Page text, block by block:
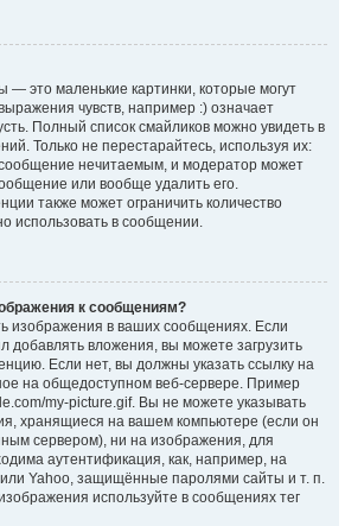
— это маленькие картинки, которые могут
чувств, например :) означает
Полный список смайликов можно увидеть в
Только не перестарайтесь, используя их:
сообщение нечитаемым, и модератор может
или вообще удалить его.
также может ограничить количество
использовать в сообщении.
к сообщениям?
изображения в ваших сообщениях. Если
добавлять вложения, вы можете загрузить
Если нет, вы должны указать ссылку на
на общедоступном веб-сервере. Пример
my-picture.gif. Вы не можете указывать
хранящиеся на вашем компьютере (если он
сервером), ни на изображения, для
аутентификация, как, например, на
Yahoo, защищённые паролями сайты и т. п.
используйте в сообщениях тег